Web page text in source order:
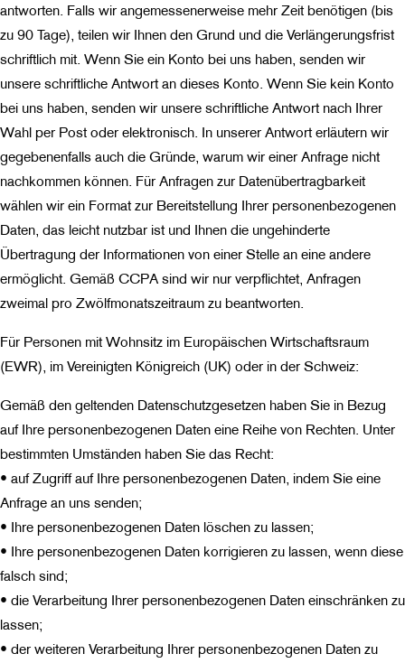
antworten. Falls wir angemessenerweise mehr Zeit benötigen (bis
zu 90 Tage), teilen wir Ihnen den Grund und die Verlängerungsfrist
schriftlich mit. Wenn Sie ein Konto bei uns haben, senden wir
unsere schriftliche Antwort an dieses Konto. Wenn Sie kein Konto
bei uns haben, senden wir unsere schriftliche Antwort nach Ihrer
Wahl per Post oder elektronisch. In unserer Antwort erläutern wir
gegebenenfalls auch die Gründe, warum wir einer Anfrage nicht
nachkommen können. Für Anfragen zur Datenübertragbarkeit
wählen wir ein Format zur Bereitstellung Ihrer personenbezogenen
Daten, das leicht nutzbar ist und Ihnen die ungehinderte
Übertragung der Informationen von einer Stelle an eine andere
ermöglicht. Gemäß CCPA sind wir nur verpflichtet, Anfragen
zweimal pro Zwölfmonatszeitraum zu beantworten.
Für Personen mit Wohnsitz im Europäischen Wirtschaftsraum
(EWR), im Vereinigten Königreich (UK) oder in der Schweiz:
Gemäß den geltenden Datenschutzgesetzen haben Sie in Bezug
auf Ihre personenbezogenen Daten eine Reihe von Rechten. Unter
bestimmten Umständen haben Sie das Recht:
• auf Zugriff auf Ihre personenbezogenen Daten, indem Sie eine
Anfrage an uns senden;
• Ihre personenbezogenen Daten löschen zu lassen;
• Ihre personenbezogenen Daten korrigieren zu lassen, wenn diese
falsch sind;
• die Verarbeitung Ihrer personenbezogenen Daten einschränken zu
lassen;
• der weiteren Verarbeitung Ihrer personenbezogenen Daten zu